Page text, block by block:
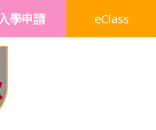
入學申請 eClass